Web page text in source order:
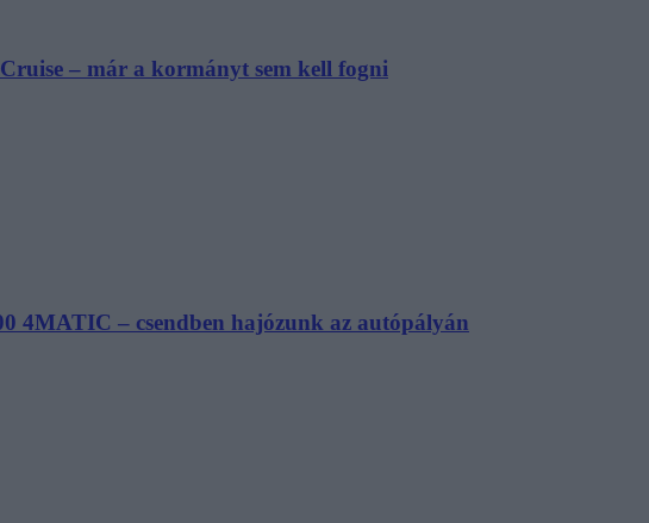
– már a kormányt sem kell fogni
4MATIC – csendben hajózunk az autópályán